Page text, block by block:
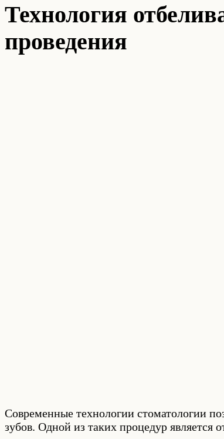
Технология
проведения
Современные технологии стоматологии
зубов. Одной из таких процедур является